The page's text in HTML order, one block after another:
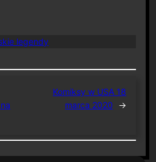
legendy
Komiksy w USA 18
marca 2020
→